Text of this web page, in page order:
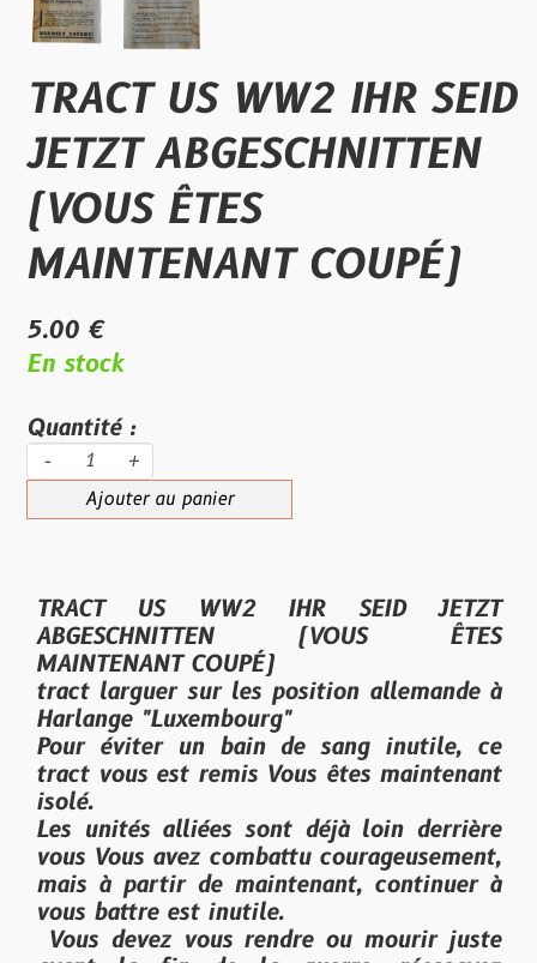
TRACT US WW2 IHR SEID
JETZT ABGESCHNITTEN
(VOUS ÊTES
MAINTENANT COUPÉ)
5.00 €
En stock
Quantité :
- +
Ajouter au panier
TRACT US WW2 IHR SEID JETZT
ABGESCHNITTEN (VOUS ÊTES
MAINTENANT COUPÉ)
tract larguer sur les position allemande à
Harlange "Luxembourg"
Pour éviter un bain de sang inutile, ce
tract vous est remis Vous êtes maintenant
isolé.
Les unités alliées sont déjà loin derrière
vous Vous avez combattu courageusement,
mais à partir de maintenant, continuer à
vous battre est inutile.
Vous devez vous rendre ou mourir juste